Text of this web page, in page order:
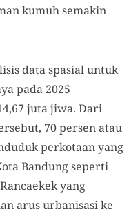
kumuh semakin
data spasial untuk
pada 2025
juta jiwa. Dari
70 persen atau
perkotaan yang
Bandung seperti
yang
arus urbanisasi ke